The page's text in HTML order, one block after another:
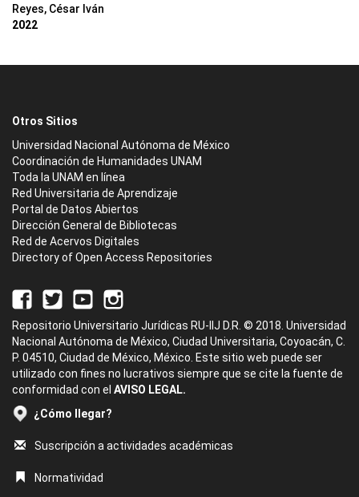
Reyes, César Iván
2022
Otros Sitios
Universidad Nacional Autónoma de México
Coordinación de Humanidades UNAM
Toda la UNAM en línea
Red Universitaria de Aprendizaje
Portal de Datos Abiertos
Dirección General de Bibliotecas
Red de Acervos Digitales
Directory of Open Access Repositories
Repositorio Universitario Jurídicas RU-IIJ D.R. © 2018. Universidad
Nacional Autónoma de México, Ciudad Universitaria, Coyoacán, C.
P. 04510, Ciudad de México, México. Este sitio web puede ser
utilizado con fines no lucrativos siempre que se cite la fuente de
conformidad con el AVISO LEGAL.
¿Cómo llegar?
Suscripción a actividades académicas
Normatividad